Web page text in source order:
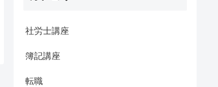
社労士講座
簿記講座
転職